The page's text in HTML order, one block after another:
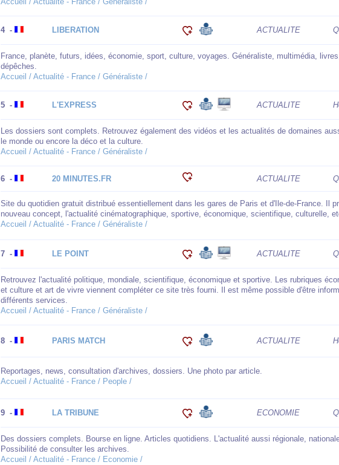
4 - LIBERATION ACTUALITE
France, planète, futurs, idées, économie, sport, culture, voyages. Généraliste, multimédia,
dépêches.
Accueil / Actualité - France / Généraliste /
5 - L'EXPRESS ACTUALITE
Les dossiers sont complets. Retrouvez également des vidéos et les actualités de domaines
le monde ou encore la déco et la culture.
Accueil / Actualité - France / Généraliste /
6 - 20 MINUTES.FR ACTUALITE
Site du quotidien gratuit distribué essentiellement dans les gares de Paris et d'Ile-de-France. Il
nouveau concept, l'actualité cinématographique, sportive, économique, scientifique, culturelle,
Accueil / Actualité - France / Généraliste /
7 - LE POINT ACTUALITE
Retrouvez l'actualité politique, mondiale, scientifique, économique et sportive. Les rubriques
et culture et art de vivre viennent compléter ce site très fourni. Il est même possible d'être
différents services.
Accueil / Actualité - France / Généraliste /
8 - PARIS MATCH ACTUALITE
Reportages, news, consultation d'archives, dossiers. Une photo par article.
Accueil / Actualité - France / People /
9 - LA TRIBUNE ECONOMIE
Des dossiers complets. Bourse en ligne. Articles quotidiens. L'actualité aussi régionale,
Possibilité de consulter les archives.
Accueil / Actualité - France / Economie /